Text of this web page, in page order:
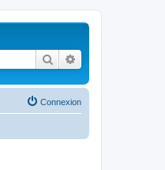
Rechercher
Connexion